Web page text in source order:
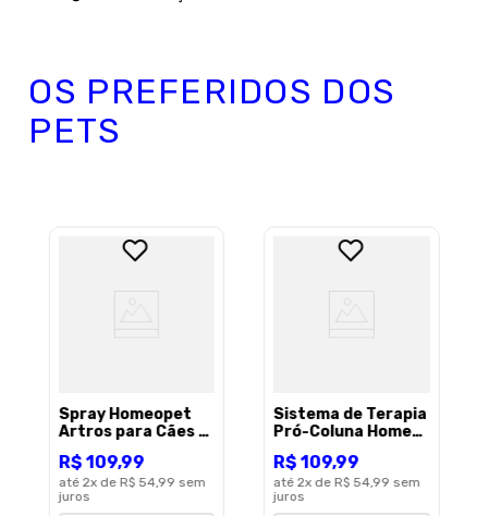
OS PREFERIDOS DOS
PETS
Spray Homeopet
Artros para Cães e
R$109,99
até 2x de R$ 54,99 sem
juros
Sistema de Terapia
Pró-Coluna Homeo
Gatos - 30ml
R$ 109,99
até 2x de R$ 54,99 sem
juros